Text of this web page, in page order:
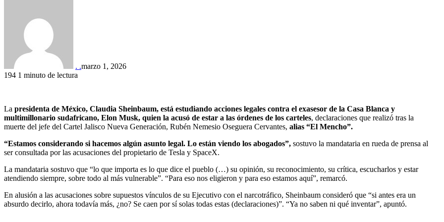
. .marzo 1, 2026
194 1 minuto de lectura
La presidenta de México, Claudia Sheinbaum, está estudiando acciones legales contra el exasesor de la Casa Blanca y
multimillonario sudafricano, Elon Musk, quien la acusó de estar a las órdenes de los carteles, declaraciones que realizó tras la
muerte del jefe del Cartel Jalisco Nueva Generación, Rubén Nemesio Oseguera Cervantes, alias “El Mencho”.
“Estamos considerando si hacemos algún asunto legal. Lo están viendo los abogados”, sostuvo la mandataria en rueda de prensa al
ser consultada por las acusaciones del propietario de Tesla y SpaceX.
La mandataria sostuvo que “lo que importa es lo que dice el pueblo (…) su opinión, su reconocimiento, su crítica, escucharlos y estar
atendiendo siempre, sobre todo al más vulnerable”. “Para eso nos eligieron y para eso estamos aquí”, remarcó.
En alusión a las acusaciones sobre supuestos vínculos de su Ejecutivo con el narcotráfico, Sheinbaum consideró que “si antes era un
absurdo decirlo, ahora todavía más, ¿no? Se caen por sí solas todas estas (declaraciones)”. “Ya no saben ni qué inventar”, apuntó.